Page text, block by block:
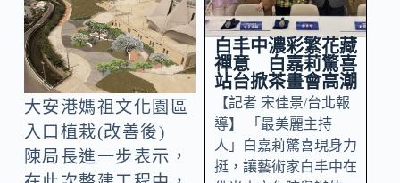
大安港媽祖文化園區
入口植栽(改善後)
陳局長進一步表示，
白丰中濃彩繁花藏
禪意 白嘉莉驚喜
站台掀茶畫會高潮
【記者 宋佳景/台北報
導】 「最美麗主持
人」白嘉莉驚喜現身力
挺，讓藝術家白丰中在